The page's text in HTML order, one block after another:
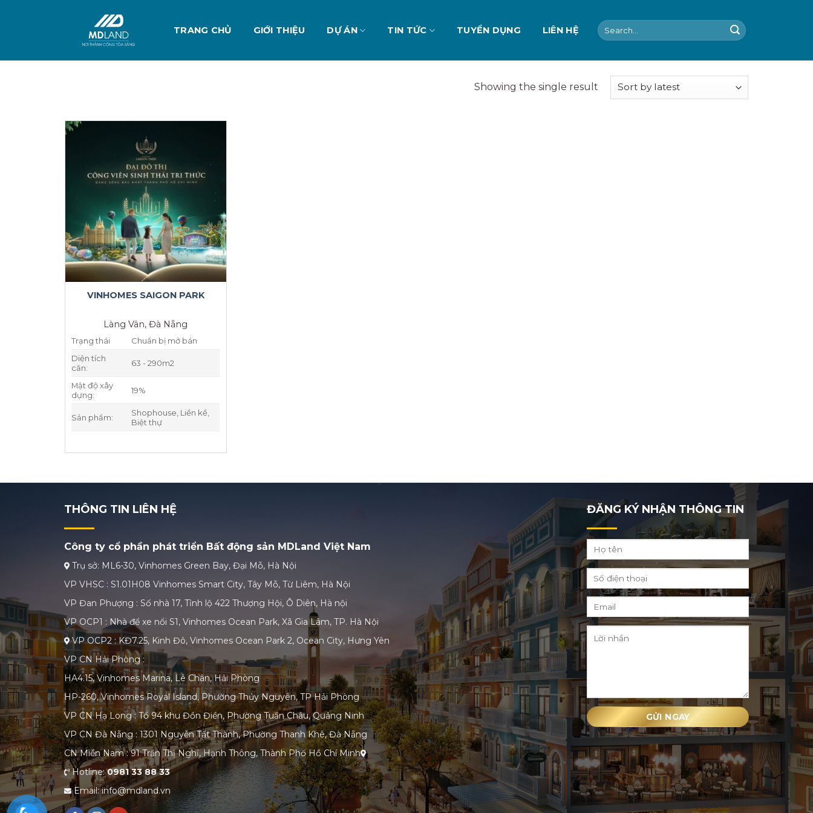
TRANG CHỦ GIỚI THIỆU DỰ ÁN TIN TỨC TUYỂN DỤNG LIÊN HỆ
Search
for:
Showing the single result
VINHOMES SAIGON PARK
Làng Vân, Đà Nẵng
Trạng thái
Chuẩn bị mở bán
Diện tích
căn:
63 - 290m2
Mật độ xây
dựng:
19%
Sản phẩm:
Shophouse, Liền kề,
Biệt thự
THÔNG TIN LIÊN HỆ
Công ty cổ phần phát triển Bất động sản MDLand Việt Nam
Trụ sở: ML6-30, Vinhomes Green Bay, Đại Mỗ, Hà Nội
VP VHSC : S1.01H08 Vinhomes Smart City, Tây Mỗ, Từ Liêm, Hà Nội
VP Đan Phượng : Số nhà 17, Tỉnh lộ 422 Thượng Hội, Ô Diên, Hà nội
VP OCP1 : Nhà để xe nổi S1, Vinhomes Ocean Park, Xã Gia Lâm, TP. Hà Nội
VP OCP2 : KĐ7.25, Kinh Đô, Vinhomes Ocean Park 2, Ocean City, Hưng Yên
VP CN Hải Phòng :
HA4.15, Vinhomes Marina, Lê Chân, Hải Phòng
HP-260, Vinhomes Royal Island, Phường Thủy Nguyên, TP Hải Phòng
VP CN Hạ Long : Tổ 94 khu Đồn Điền, Phường Tuần Châu, Quảng Ninh
VP CN Đà Nẵng : 1301 Nguyễn Tất Thành, Phường Thanh Khê, Đà Nẵng
CN Miền Nam : 91 Trần Thị Nghỉ, Hạnh Thông, Thành Phố Hồ Chí Minh
Hotline:0981 33 88 33
Email: info@mdland.vn
ĐĂNG KÝ NHẬN THÔNG TIN